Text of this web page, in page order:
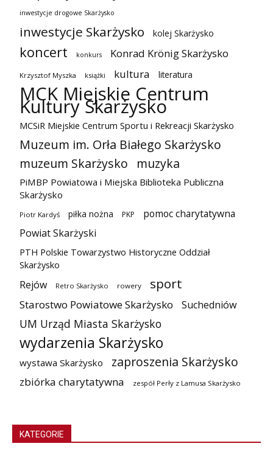
inwestycje drogowe Skarżysko
inwestycje Skarżysko kolej Skarżysko
koncert konkurs Konrad Krönig Skarżysko
Krzysztof Myszka książki kultura literatura
MCK Miejskie Centrum
Kultury Skarżysko
MCSiR Miejskie Centrum Sportu i Rekreacji Skarżysko
Muzeum im. Orła Białego Skarżysko
muzeum Skarżysko
muzyka
PiMBP Powiatowa i Miejska Biblioteka Publiczna
Skarżysko
Piotr Kardyś piłka nożna PKP
pomoc charytatywna
Powiat Skarżyski
PTH Polskie Towarzystwo Historyczne Oddział
Skarżysko
Rejów Retro Skarżysko rowery sport
Starostwo Powiatowe Skarżysko Suchedniów
UM Urząd Miasta Skarżysko
wydarzenia Skarżysko
wystawa Skarżysko zaproszenia Skarżysko
zbiórka charytatywna zespół Perły z Lamusa Skarżysko
KATEGORIE